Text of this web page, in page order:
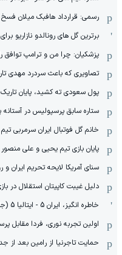
رسمی: قرارداد هافبک میلان
برترین گل های رونالدو نازاریو
پزشکیان: چرا من و ترامپ توافق
تصاویری که باعث سردرد مهدی
پول سعودی ته کشید، پایان
ستاره سابق پرسپولیس در
خانم گل فوتبال ایران سرمربی
پایان بازی تیم یحیی و علی
سنای آمریکا لایحه تحریم ایران
دلیل غیبت کاپیتان استقلال در
خاطره انگیز، ایران 5 - ایتالیا 5 (جام جهانی 2008)
اولین تجربه نوری، فردا مقابل
حمایت تاجرنیا از رامین بعد از